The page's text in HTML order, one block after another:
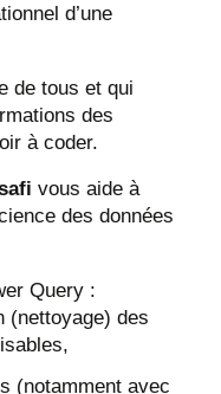
d’une
de tous et qui
des
à coder.
vous aide à
des données
Query :
(nettoyage) des
(notamment avec